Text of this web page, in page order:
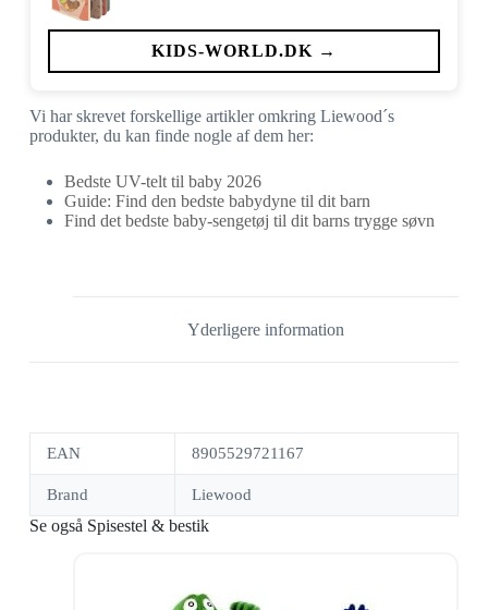
KIDS-WORLD.DK →
Vi har skrevet forskellige artikler omkring Liewood´s
produkter, du kan finde nogle af dem her:
Bedste UV-telt til baby 2026
Guide: Find den bedste babydyne til dit barn
Find det bedste baby-sengetøj til dit barns trygge søvn
Yderligere information
EAN 8905529721167
Brand Liewood
Se også Spisestel & bestik